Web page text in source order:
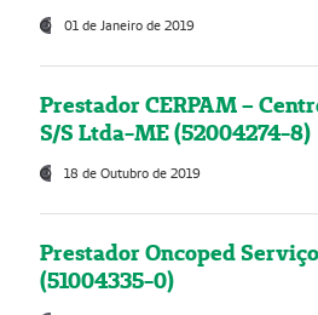
01 de Janeiro de 2019
Prestador CERPAM –
S/S Ltda-ME (52004274-8)
18 de Outubro de 2019
Prestador Oncoped
(51004335-0)